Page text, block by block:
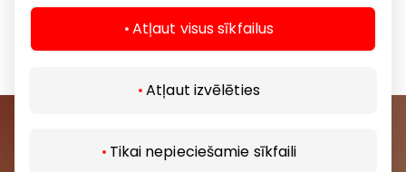
Atļaut visus sīkfailus
Atļaut izvēlēties
Tikai nepieciešamie sīkfaili
Telekomunikācijas
Pievienojieties mūsu kopienai